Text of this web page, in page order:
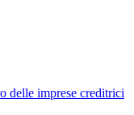
delle imprese creditrici